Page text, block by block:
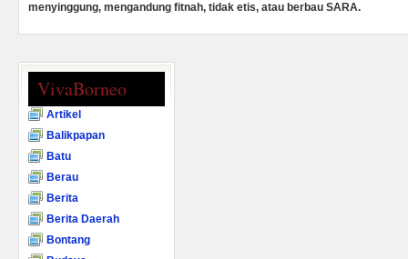
menyinggung, mengandung fitnah, tidak etis, atau berbau SARA.
VivaBorneo
Artikel
Balikpapan
Batu
Berau
Berita
Berita Daerah
Bontang